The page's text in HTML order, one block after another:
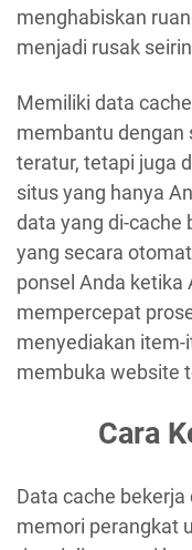
menghabiskan
menjadi rusak
Memiliki data
membantu dengan
teratur, tetapi juga
situs yang hanya
data yang di-cache
yang secara
ponsel Anda ketika
mempercepat
menyediakan
membuka website
Cara
Data cache
memori perangkat